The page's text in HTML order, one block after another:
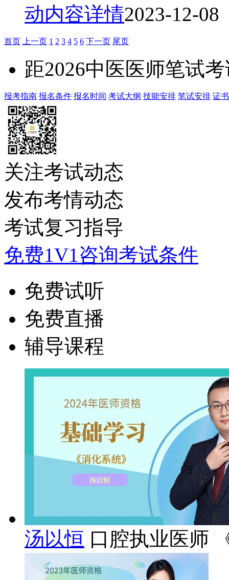
动内容详情2023-12-08
首页 上一页 1 2 3 4 5 6 下一页 尾页
距2026中医医师笔试
报考指南 报名条件 报名时间 考试大纲 技能安排 笔试安排 证
关注考试动态
发布考情动态
考试复习指导
免费1V1咨询考试条件
免费试听
免费直播
辅导课程
汤以恒 口腔执业医师